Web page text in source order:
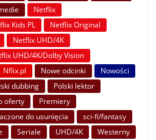
Netflix
Kids PL
Netflix Original
Netflix UHD/4K
UHD/4K/Dolby Vision
Nflix.pl Nowe odcinki
Nowości
dubbing
Polski lektor
oferty
Premiery
do usunięcia
sci-fi/fantasy
Seriale UHD/4K
Westerny